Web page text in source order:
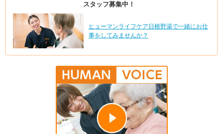
スタッフ募集中！
ヒューマンライフケア日根野湯で一緒にお仕
事をしてみませんか？